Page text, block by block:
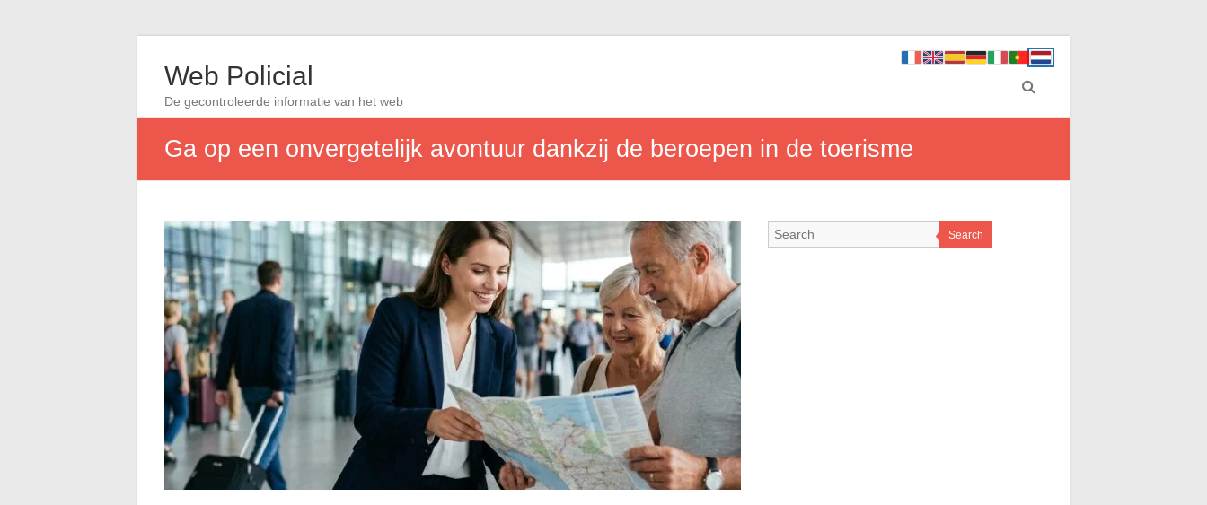
Web Policial
De gecontroleerde informatie van het web
Ga op een onvergetelijk avontuur dankzij de beroepen in de toerisme
Search